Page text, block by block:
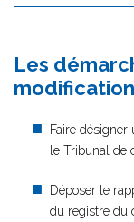
Les
Faire
le Tribunal de
Déposer le
du registre du